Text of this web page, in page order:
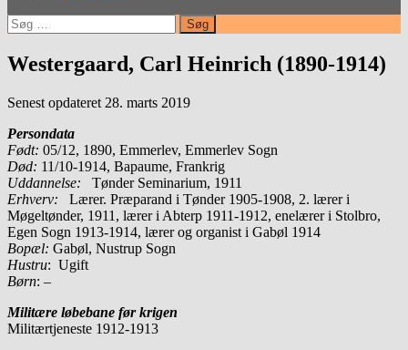
Søg
efter:
Westergaard, Carl Heinrich (1890-1914)
Senest opdateret 28. marts 2019
Persondata
Født: 05/12, 1890, Emmerlev, Emmerlev Sogn
Død: 11/10-1914, Bapaume, Frankrig
Uddannelse: Tønder Seminarium, 1911
Erhverv: Lærer. Præparand i Tønder 1905-1908, 2. lærer i
Møgeltønder, 1911, lærer i Abterp 1911-1912, enelærer i Stolbro,
Egen Sogn 1913-1914, lærer og organist i Gabøl 1914
Bopæl: Gabøl, Nustrup Sogn
Hustru: Ugift
Børn: –
Militære løbebane før krigen
Militærtjeneste 1912-1913